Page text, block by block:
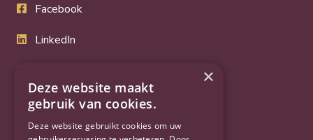
Facebook
LinkedIn
YouTube
×
Deze website maakt
gebruik van cookies.
Deze website gebruikt cookies om uw